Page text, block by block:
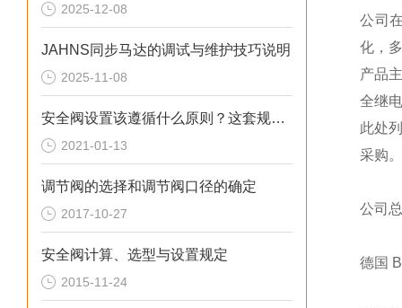
2025-12-08
JAHNS同步马达的调试与维护技巧说明
2025-11-08
安全阀设置该遵循什么原则？这套规定值得回顾！
2021-01-13
调节阀的选择和调节阀口径的确定
2017-10-27
安全阀计算、选型与设置规定
2015-11-24
公司
化，
产品
全继
此处
采购。
公司
德国